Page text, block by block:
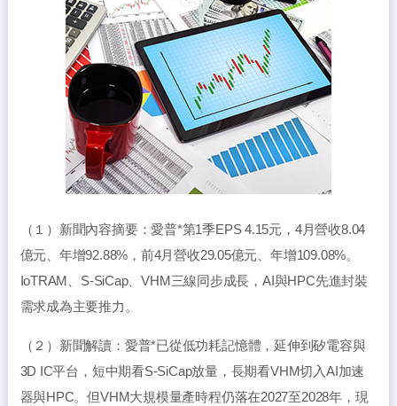
（１）新聞內容摘要：愛普*第1季EPS 4.15元，4月營收8.04
億元、年增92.88%，前4月營收29.05億元、年增109.08%。
IoTRAM、S-SiCap、VHM三線同步成長，AI與HPC先進封裝
需求成為主要推力。
（２）新聞解讀：愛普*已從低功耗記憶體，延伸到矽電容與
3D IC平台，短中期看S-SiCap放量，長期看VHM切入AI加速
器與HPC。但VHM大規模量產時程仍落在2027至2028年，現